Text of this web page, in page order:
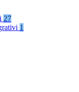
27
1